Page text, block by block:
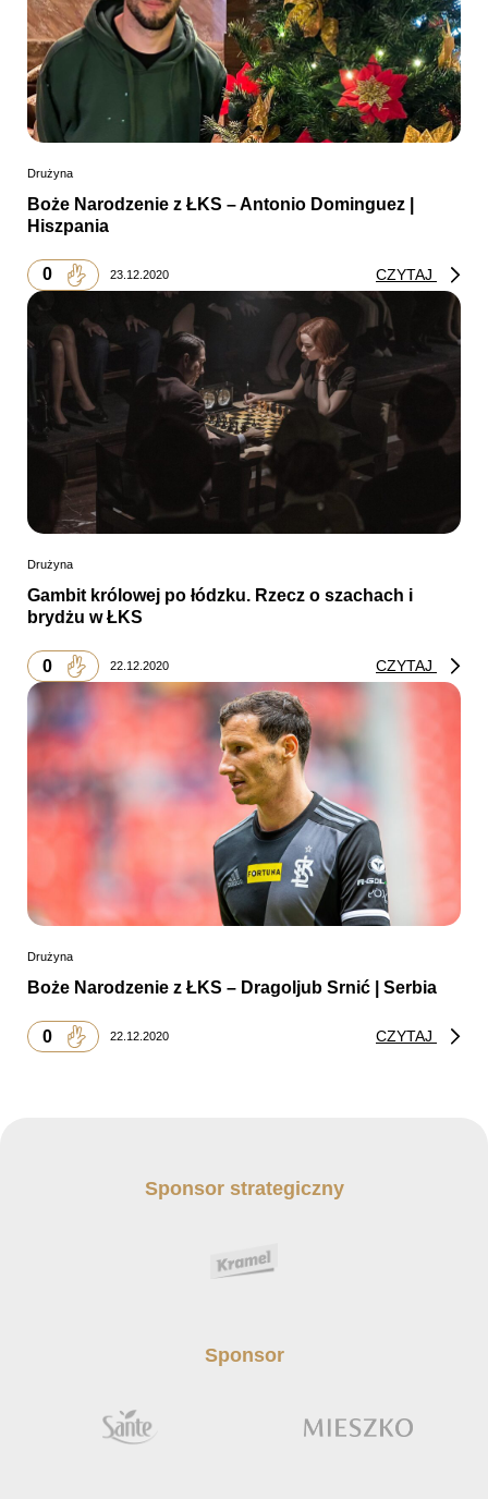
Drużyna
Boże Narodzenie z ŁKS – Antonio Dominguez |
Hiszpania
0 23.12.2020 CZYTAJ
Drużyna
Gambit królowej po łódzku. Rzecz o szachach i
brydżu w ŁKS
0 22.12.2020 CZYTAJ
Drużyna
Boże Narodzenie z ŁKS – Dragoljub Srnić | Serbia
0 22.12.2020 CZYTAJ
Sponsor strategiczny
Sponsor